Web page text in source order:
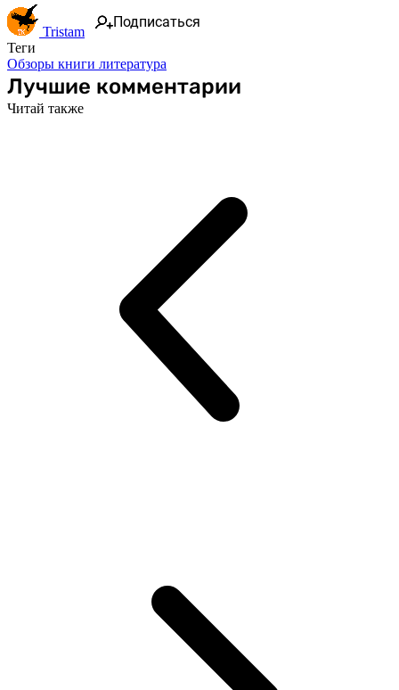
Tristam
Подписаться
Теги
Обзоры книги литература
Лучшие комментарии
Читай также